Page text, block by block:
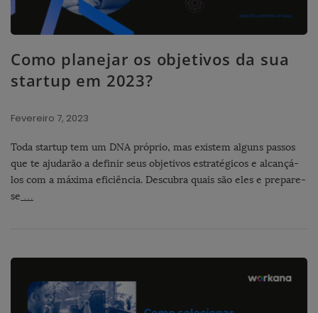
Como planejar os objetivos da sua
startup em 2023?
Fevereiro 7, 2023
Toda startup tem um DNA próprio, mas existem alguns passos
que te ajudarão a definir seus objetivos estratégicos e alcançá-
los com a máxima eficiência. Descubra quais são eles e prepare-
se …